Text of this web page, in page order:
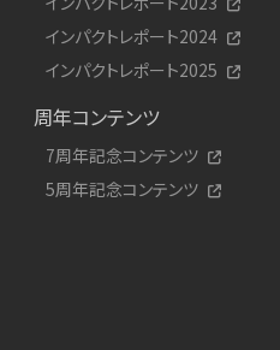
インパクトレポート2024
インパクトレポート2025
周年コンテンツ
7周年記念コンテンツ
5周年記念コンテンツ